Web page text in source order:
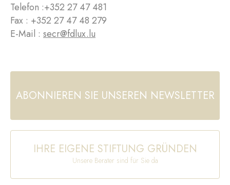
Telefon :+352 27 47 481
Fax : +352 27 47 48 279
E-Mail : secr@fdlux.lu
ABONNIEREN SIE UNSEREN NEWSLETTER
IHRE EIGENE STIFTUNG GRÜNDEN
Unsere Berater sind für Sie da